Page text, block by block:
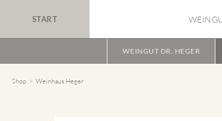
START
WEINGUT DR. HEGER
Shop Weinhaus Heger